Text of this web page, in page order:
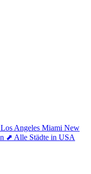
Los Angeles Miami New
⬈ Alle Städte in USA